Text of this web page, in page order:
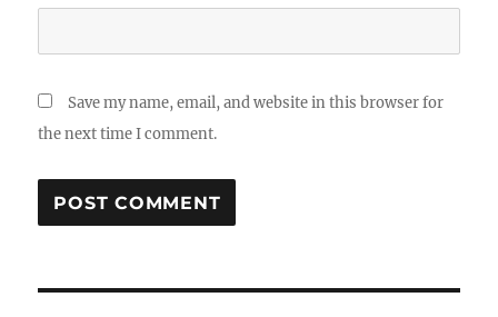
Save my name, email, and website in this browser for
the next time I comment.